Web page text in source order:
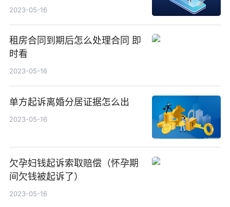
2023-05-16
租房合同到期后怎么处理合同 即
时看
2023-05-16
单方起诉离婚分居证据怎么出
2023-05-16
欠孕妇钱起诉索取赔偿（怀孕期
间欠钱被起诉了）
2023-05-16